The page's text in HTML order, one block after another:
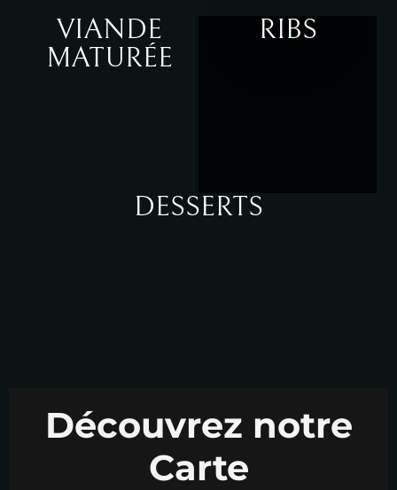
VIANDE
MATURÉE
RIBS
DESSERTS
Découvrez notre
Carte